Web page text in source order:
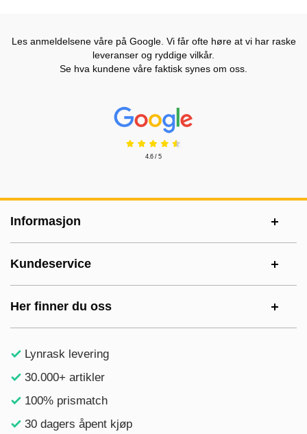
Les anmeldelsene våre på Google. Vi får ofte høre at vi har raske
leveranser og ryddige vilkår.
Se hva kundene våre faktisk synes om oss.
Prisjakt Vurdering: 4.6 Stjerne
4.6 / 5
Informasjon
Kundeservice
Her finner du oss
Lynrask levering
30.000+ artikler
100% prismatch
30 dagers åpent kjøp